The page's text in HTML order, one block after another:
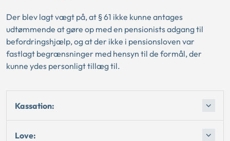
Der blev lagt vægt på, at § 61 ikke kunne antages
udtømmende at gøre op med en pensionists adgang til
befordringshjælp, og at der ikke i pensionsloven var
fastlagt begrænsninger med hensyn til de formål, der
kunne ydes personligt tillæg til.
Kassation:
Love: